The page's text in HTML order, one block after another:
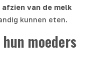
van de melk
kunnen eten.
moeders